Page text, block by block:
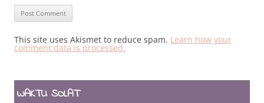
This site uses Akismet to reduce spam. Learn how your
comment data is processed.
WAKTU SOLAT